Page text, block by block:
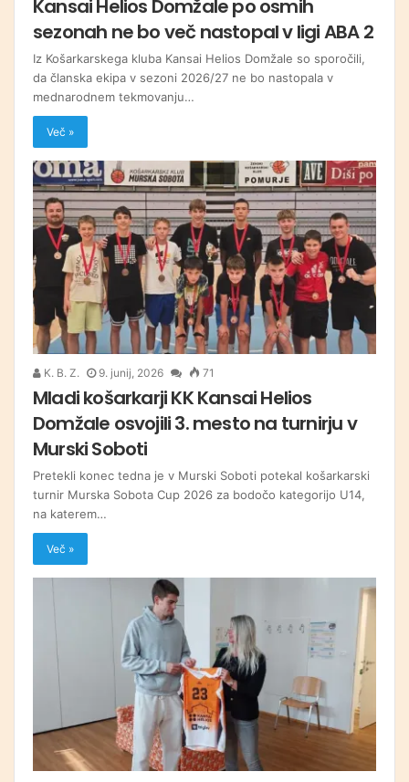
Kansai Helios Domžale po osmih
sezonah ne bo več nastopal v ligi ABA 2
Iz Košarkarskega kluba Kansai Helios Domžale so sporočili,
da članska ekipa v sezoni 2026/27 ne bo nastopala v
mednarodnem tekmovanju…
Več »
K. B. Z. 9. junij, 2026 71
Mladi košarkarji KK Kansai Helios
Domžale osvojili 3. mesto na turnirju v
Murski Soboti
Pretekli konec tedna je v Murski Soboti potekal košarkarski
turnir Murska Sobota Cup 2026 za bodočo kategorijo U14,
na katerem…
Več »